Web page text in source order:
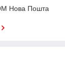
Нова Пошта